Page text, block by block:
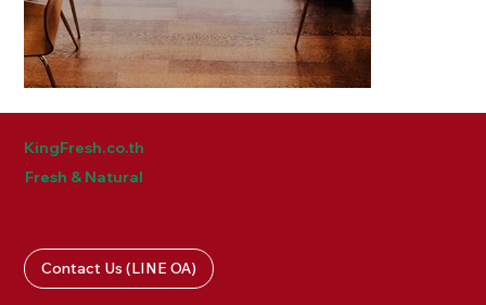
หัวข้อ
KingFresh.co.th
Fresh & Natural
Contact Us (LINE OA)